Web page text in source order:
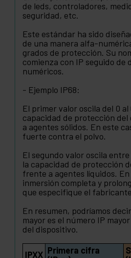
de leds, controladores,
seguridad, etc.
Este estándar ha sido
de una manera alfa-
grados de protección. Su
comienza con IP seguido de
numéricos.
- Ejemplo IP68:
El primer valor oscila del 0 al
capacidad de protección
a agentes sólidos. En este
fuerte contra el polvo.
El segundo valor oscila
la capacidad de protección
frente a agentes líquidos. En
inmersión completa y
que especifique el
En resumen, podríamos
mayor es el número IP
del dispositivo.
IPXX Primera cifra